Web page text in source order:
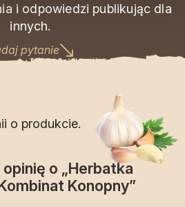
i odpowiedzi publikując dla
innych.
pytanie
o produkcie.
o „Herbatka
Konopny”